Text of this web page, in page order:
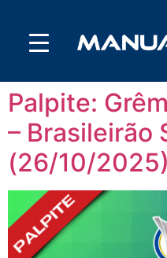
Palpite:
– Brasileirão
(26/10/2025)